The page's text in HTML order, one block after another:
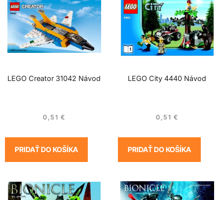
LEGO Creator 31042 Návod
0,51 €
PRIDAŤ DO KOŠÍKA
LEGO City 4440 Návod
0,51 €
PRIDAŤ DO KOŠÍKA